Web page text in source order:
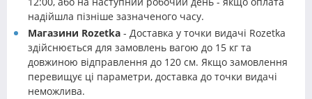
надійшла пізніше зазначеного часу.
Магазини Rozetka - Доставка у точки видачі Rozetka
здійснюється для замовлень вагою до 15 кг та
довжиною відправлення до 120 см. Якщо замовлення
перевищує ці параметри, доставка до точки видачі
неможлива.